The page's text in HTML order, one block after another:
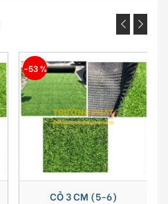
-53 %
CỎ 3 CM (5-6)